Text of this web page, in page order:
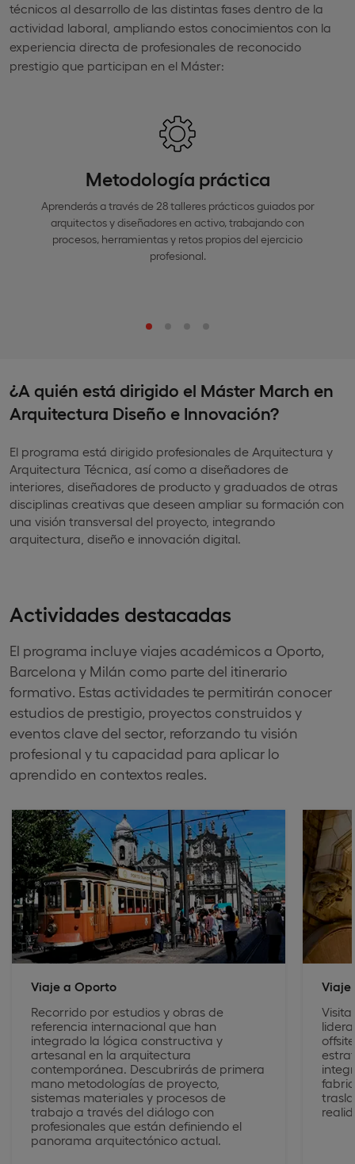
técnicos al desarrollo de las distintas fases dentro de la
actividad laboral, ampliando estos conocimientos con la
experiencia directa de profesionales de reconocido
prestigio que participan en el Máster:
Metodología práctica
Aprenderás a través de 28 talleres prácticos guiados por
arquitectos y diseñadores en activo, trabajando con
procesos, herramientas y retos propios del ejercicio
profesional.
¿A quién está dirigido el Máster March en
Arquitectura Diseño e Innovación?
El programa está dirigido profesionales de Arquitectura y
Arquitectura Técnica, así como a diseñadores de
interiores, diseñadores de producto y graduados de otras
disciplinas creativas que deseen ampliar su formación con
una visión transversal del proyecto, integrando
arquitectura, diseño e innovación digital.
Actividades destacadas
El programa incluye viajes académicos a Oporto,
Barcelona y Milán como parte del itinerario
formativo. Estas actividades te permitirán conocer
estudios de prestigio, proyectos construidos y
eventos clave del sector, reforzando tu visión
profesional y tu capacidad para aplicar lo
aprendido en contextos reales.
Viaje a Oporto
Recorrido por estudios y obras de
referencia internacional que han
integrado la lógica constructiva y
artesanal en la arquitectura
contemporánea. Descubrirás de primera
mano metodologías de proyecto,
sistemas materiales y procesos de
trabajo a través del diálogo con
profesionales que están definiendo el
panorama arquitectónico actual.
Viaje